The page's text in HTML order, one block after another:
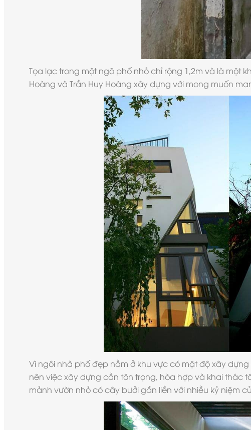
Tọa lạc trong một ngõ phố nhỏ chỉ rộng 1,2m và là một
Hoàng và Trần Huy Hoàng xây dựng với mong muốn
Vì ngôi nhà phố đẹpnằm ở khu vực có mật độ xây
nên việc xây dựng cần tôn trọng, hòa hợp và khai
mảnh vườn nhỏ có cây bưởi gắn liền với nhiều kỷ niệm